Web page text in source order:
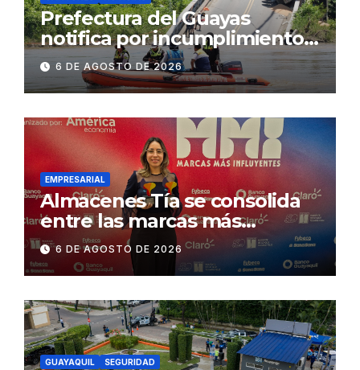
Prefectura del Guayas
notifica por incumplimiento
contractual a la
Concesionaria CONORTE y
exige celeridad en
desmontaje del puente
Gonzalo Icaza Cornejo, en
Daule
6 DE AGOSTO DE 2026
EMPRESARIAL
Almacenes Tía se consolida
entre las marcas más
influyentes del Ecuador
6 DE AGOSTO DE 2026
GUAYAQUIL SEGURIDAD